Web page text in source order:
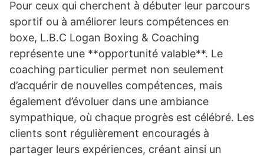
Pour ceux qui cherchent à débuter leur parcours
sportif ou à améliorer leurs compétences en
boxe, L.B.C Logan Boxing & Coaching
représente une **opportunité valable**. Le
coaching particulier permet non seulement
d’acquérir de nouvelles compétences, mais
également d’évoluer dans une ambiance
sympathique, où chaque progrès est célébré. Les
clients sont régulièrement encouragés à
partager leurs expériences, créant ainsi un